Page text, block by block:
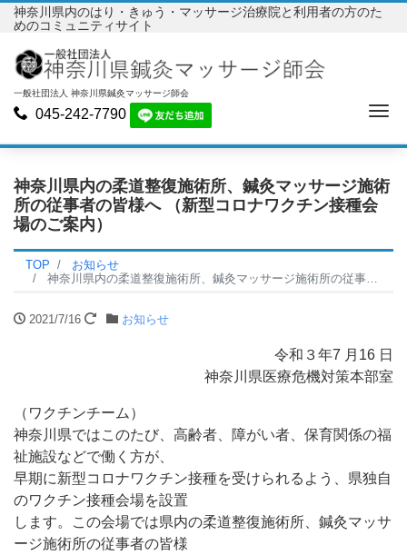
神奈川県内のはり・きゅう・マッサージ治療院と利用者の方のた
めのコミュニティサイト
一般社団法人 神奈川県鍼灸マッサージ師会
045-242-7790
神奈川県内の柔道整復施術所、鍼灸マッサージ施術
所の従事者の皆様へ （新型コロナワクチン接種会
場のご案内）
TOP
お知らせ
神奈川県内の柔道整復施術所、鍼灸マッサージ施術所の従事者の皆様へ （新型コロナワクチン接種会場のご案内）
2021/7/16 お知らせ
令和３年7 月16 日
神奈川県医療危機対策本部室
（ワクチンチーム）
神奈川県ではこのたび、高齢者、障がい者、保育関係の福
祉施設などで働く方が、
早期に新型コロナワクチン接種を受けられるよう、県独自
のワクチン接種会場を設置
します。この会場では県内の柔道整復施術所、鍼灸マッサ
ージ施術所の従事者の皆様